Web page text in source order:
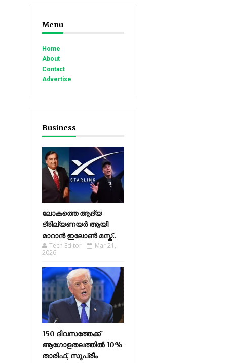
Menu
Home
About
Contact
Advertise
Business
ലോകത്തെ ആദ്യ
ട്രില്യണയർ ആയി
മാറാൻ ഇലോൺ മസ്ക്..
Tech Editor
Mar 21,
2026
150 ദിവസത്തേക്ക്
ആഗോളതലത്തിൽ 10%
താരിഫ്, സുപ്രീം